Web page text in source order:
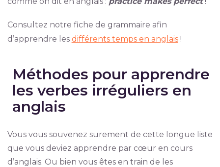
Consultez notre fiche de grammaire afin
d’apprendre les différents temps en anglais!
Méthodes pour apprendre
les verbes irréguliers en
anglais
Vous vous souvenez surement de cette longue liste
que vous deviez apprendre par cœur en cours
d’anglais. Ou bien vous êtes en train de les